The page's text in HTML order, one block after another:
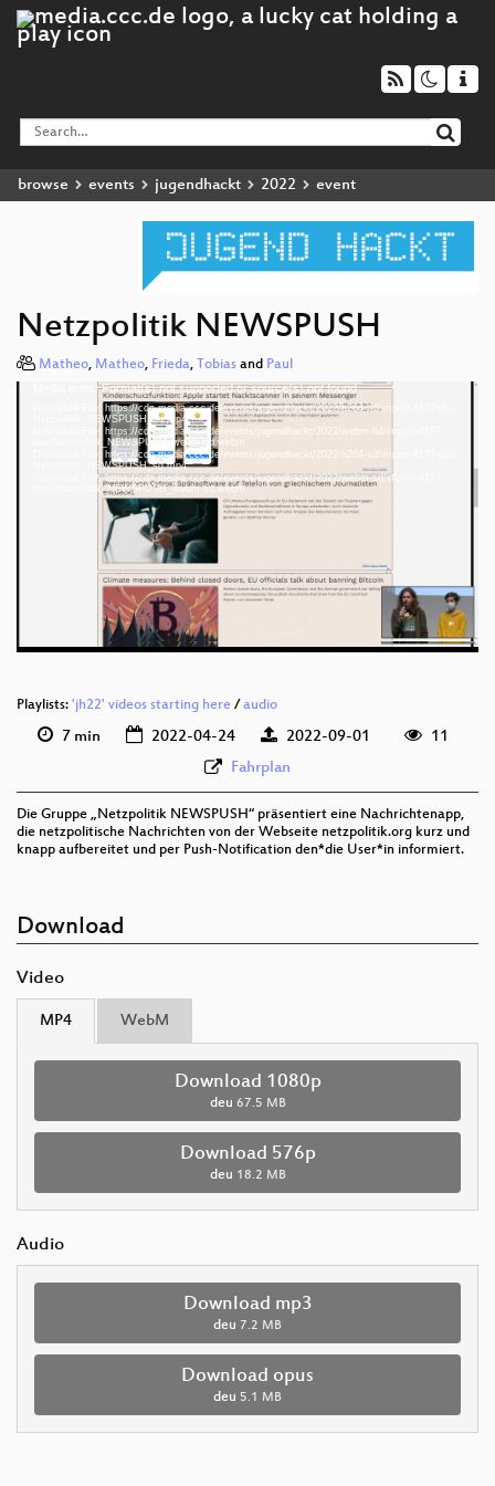
browse events jugendhackt 2022 event
Netzpolitik NEWSPUSH
Matheo, Matheo, Frieda, Tobias and Paul
Media error: Format(s) not supported or source(s) not found
Download File: https://cdn.media.ccc.de/events/jugendhackt/2022/h264-hd/import-4177-deu-
Netzpolitik_NEWSPUSH_hd.mp4
Download File: https://cdn.media.ccc.de/events/jugendhackt/2022/webm-hd/import-4177-
deu-Netzpolitik_NEWSPUSH_webm-hd.webm
Download File: https://cdn.media.ccc.de/events/jugendhackt/2022/h264-sd/import-4177-deu-
Netzpolitik_NEWSPUSH_sd.mp4
Download File: https://cdn.media.ccc.de/events/jugendhackt/2022/webm-sd/import-4177-
deu-Netzpolitik_NEWSPUSH_webm-sd.webm
deu 1080p (mp4)
deu 576p (webm)
Playlists: 'jh22' videos starting here /audio
7 min 2022-04-24 2022-09-01
11
Fahrplan
Die Gruppe „Netzpolitik NEWSPUSH“ präsentiert eine Nachrichtenapp,
die netzpolitische Nachrichten von der Webseite netzpolitik.org kurz und
knapp aufbereitet und per Push-Notification den*die User*in informiert.
Download
Video
MP4 WebM
Download 1080p
deu 67.5 MB
Download 576p
deu 18.2 MB
Audio
Download mp3
deu 7.2 MB
Download opus
deu 5.1 MB